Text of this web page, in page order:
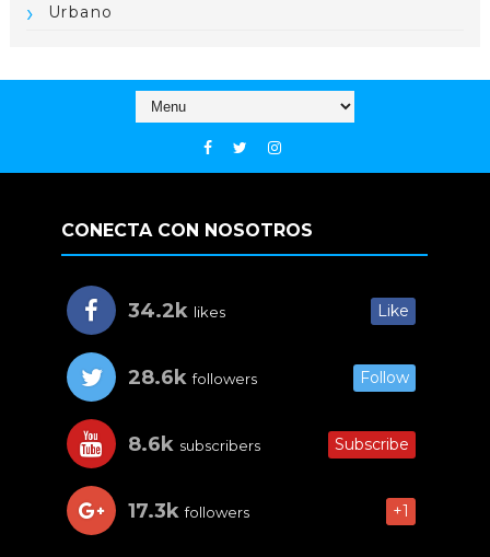
Urbano
CONECTA CON NOSOTROS
34.2k likes Like
28.6k followers Follow
8.6k subscribers Subscribe
17.3k followers +1